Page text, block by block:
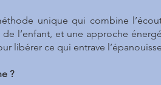
unique qui combine
l’enfant, et une approche
libérer ce qui entrave
?